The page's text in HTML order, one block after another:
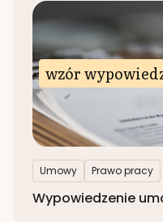
wzór
Umowy Prawo pracy
Wypowiedzenie